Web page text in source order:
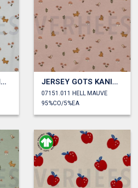
JERSEY GOTS KANINCHEN JERSEY GOTS KANINCHEN
07151.011 HELL MAUVE
95%CO/5%EA